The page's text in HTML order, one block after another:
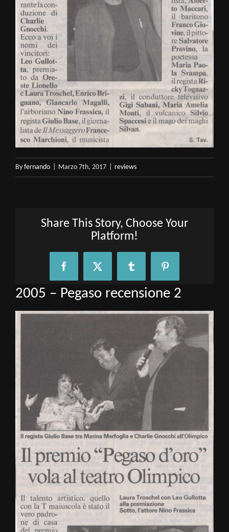
By fernando Marzo 7th, 2017 reviews
Share This Story, Choose Your
Platform!
FacebookX Tumblr Pinterest
2005 – Pegaso recensione 2